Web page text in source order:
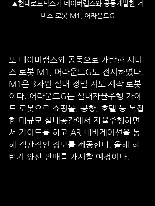
▲현대로보틱스가 네이버랩스와 공동개발한 서
비스 로봇 M1, 어라운드G
또 네이버랩스와 공동으로 개발한 서비
스 로봇 M1, 어라운드G도 전시하였다.
M1은 3차원 실내 정밀 지도 제작 로봇
이다. 어라운드G는 실내자율주행 가이
드 로봇으로 쇼핑몰, 공항, 호텔 등 복잡
한 대규모 실내공간에서 자율주행하면
서 가이드를 하고 AR 내비게이션을 통
해 객관적인 정보를 제공한다. 올해 하
반기 양산 판매를 개시할 예정이다.